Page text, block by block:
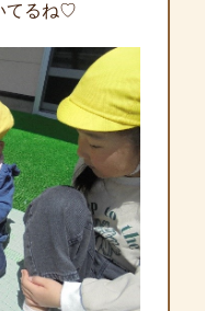
てるね♡